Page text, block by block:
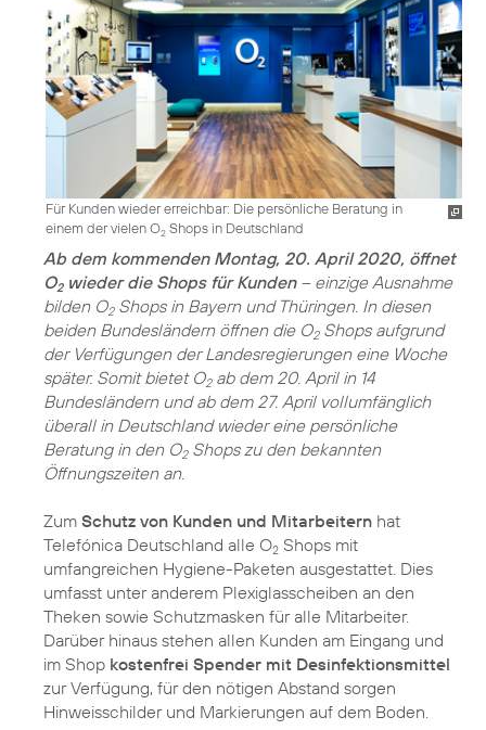
Für Kunden wieder erreichbar: Die persönliche Beratung in
einem der vielen O2 Shops in Deutschland
Ab dem kommenden Montag, 20. April 2020, öffnet
O2wieder die Shops für Kunden– einzige Ausnahme
bilden O2Shops in Bayern und Thüringen. In diesen
beiden Bundesländern öffnen die O2Shops aufgrund
der Verfügungen der Landesregierungen eine Woche
später. Somit bietet O2ab dem 20. April in 14
Bundesländern und ab dem 27. April vollumfänglich
überall in Deutschland wieder eine persönliche
Beratung in den O2Shops zu den bekannten
Öffnungszeiten an.
Zum Schutz von Kunden und Mitarbeitern hat
Telefónica Deutschland alle O2 Shops mit
umfangreichen Hygiene-Paketen ausgestattet. Dies
umfasst unter anderem Plexiglasscheiben an den
Theken sowie Schutzmasken für alle Mitarbeiter.
Darüber hinaus stehen allen Kunden am Eingang und
im Shop kostenfrei Spender mit Desinfektionsmittel
zur Verfügung, für den nötigen Abstand sorgen
Hinweisschilder und Markierungen auf dem Boden.